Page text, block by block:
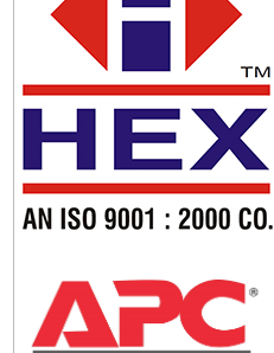
KIM THU SÉT ABB OPR 30
KIM THU SÉT CIRPROTEC NIMBUS 60